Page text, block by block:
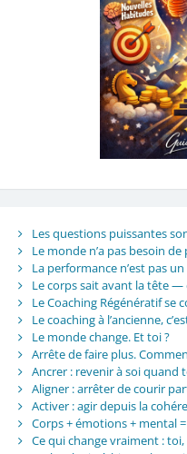
Les questions puissantes
Le monde n’a pas besoin
La performance n’est pas
Le corps sait avant la tête —
Le Coaching Régénératif se
Le coaching à l’ancienne,
Le monde change. Et toi ?
Arrête de faire plus.
Ancrer : revenir à soi quand
Aligner : arrêter de courir
Activer : agir depuis la
Corps + émotions + mental
Ce qui change vraiment :